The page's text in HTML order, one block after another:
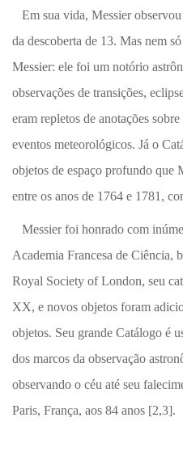
Em sua vida, Messier
da descoberta de 13. Mas nem
Messier: ele foi um notório
observações de transições,
eram repletos de anotações
eventos meteorológicos. Já o
objetos de espaço profundo que
entre os anos de 1764 e 1781,
Messier foi honrado com
Academia Francesa de Ciência,
Royal Society of London, seu
XX, e novos objetos foram
objetos. Seu grande Catálogo é
dos marcos da observação
observando o céu até seu
Paris, França, aos 84 anos [2,3].